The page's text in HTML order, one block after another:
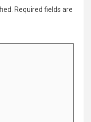
Required fields are